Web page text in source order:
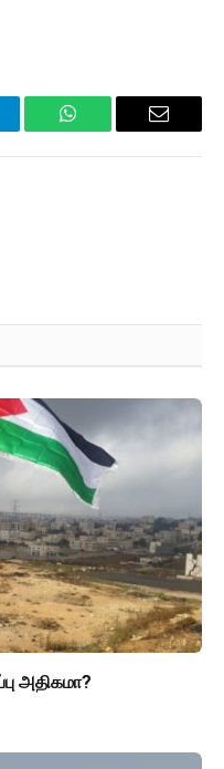
WhatsApp Email
அதிகமா?